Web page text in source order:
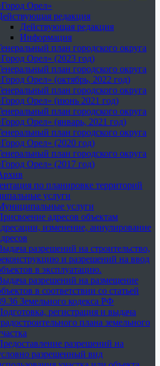
Орел»
редакция
Действующая редакция
Информация
план городского округа
Орел» (2023 год)
план городского округа
Орел» (октябрь, 2022 год)
план городского округа
Орел» (июнь 2021 год)
план городского округа
Орел» (январь, 2021 год)
план городского округа
Орел» (2020 год)
план городского округа
Орел» (2017 год)
по планировке территорий
услуги
услуги
адресов объектам
изменение, аннулирование
разрешений на строительство,
и разрешений на ввод
в эксплуатацию.
разрешений на размещение
в соответствии со статьей
Земельного кодекса РФ
регистрация и выдача
плана земельного
разрешений на
разрешенный вид